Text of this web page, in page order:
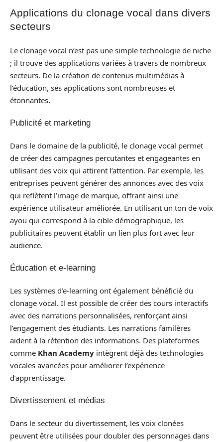
Applications du clonage vocal dans divers
secteurs
Le clonage vocal n’est pas une simple technologie de niche
; il trouve des applications variées à travers de nombreux
secteurs. De la création de contenus multimédias à
l’éducation, ses applications sont nombreuses et
étonnantes.
Publicité et marketing
Dans le domaine de la publicité, le clonage vocal permet
de créer des campagnes percutantes et engageantes en
utilisant des voix qui attirent l’attention. Par exemple, les
entreprises peuvent générer des annonces avec des voix
qui reflètent l’image de marque, offrant ainsi une
expérience utilisateur améliorée. En utilisant un ton de voix
ayou qui correspond à la cible démographique, les
publicitaires peuvent établir un lien plus fort avec leur
audience.
Éducation et e-learning
Les systèmes d’e-learning ont également bénéficié du
clonage vocal. Il est possible de créer des cours interactifs
avec des narrations personnalisées, renforçant ainsi
l’engagement des étudiants. Les narrations familères
aident à la rétention des informations. Des plateformes
comme Khan Academy intègrent déjà des technologies
vocales avancées pour améliorer l’expérience
d’apprentissage.
Divertissement et médias
Dans le secteur du divertissement, les voix clonées
peuvent être utilisées pour doubler des personnages dans